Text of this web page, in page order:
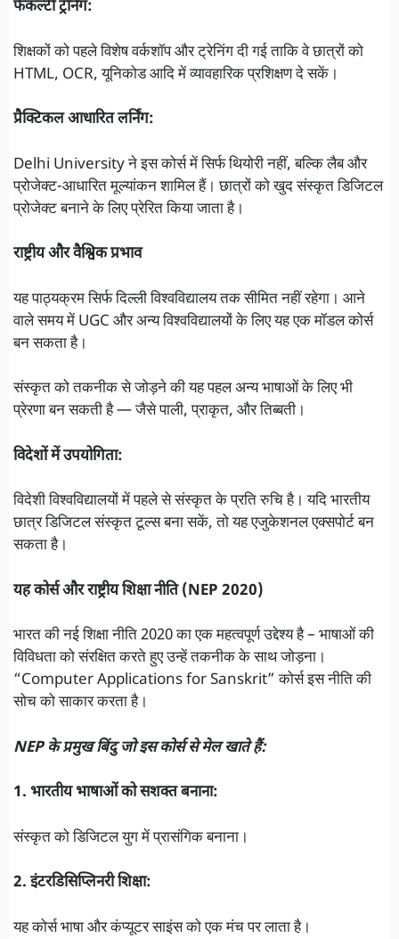
फैकल्टी ट्रेनिंग:
शिक्षकों को पहले विशेष वर्कशॉप और ट्रेनिंग दी गई ताकि वे छात्रों को
HTML, OCR, यूनिकोड आदि में व्यावहारिक प्रशिक्षण दे सकें।
प्रैक्टिकल आधारित लर्निंग:
Delhi University ने इस कोर्स में सिर्फ थियोरी नहीं, बल्कि लैब और
प्रोजेक्ट-आधारित मूल्यांकन शामिल हैं। छात्रों को खुद संस्कृत डिजिटल
प्रोजेक्ट बनाने के लिए प्रेरित किया जाता है।
राष्ट्रीय और वैश्विक प्रभाव
यह पाठ्यक्रम सिर्फ दिल्ली विश्वविद्यालय तक सीमित नहीं रहेगा। आने
वाले समय में UGC और अन्य विश्वविद्यालयों के लिए यह एक मॉडल कोर्स
बन सकता है।
संस्कृत को तकनीक से जोड़ने की यह पहल अन्य भाषाओं के लिए भी
प्रेरणा बन सकती है — जैसे पाली, प्राकृत, और तिब्बती।
विदेशों में उपयोगिता:
विदेशी विश्वविद्यालयों में पहले से संस्कृत के प्रति रुचि है। यदि भारतीय
छात्र डिजिटल संस्कृत टूल्स बना सकें, तो यह एजुकेशनल एक्सपोर्ट बन
सकता है।
यह कोर्स और राष्ट्रीय शिक्षा नीति (NEP 2020)
भारत की नई शिक्षा नीति 2020 का एक महत्वपूर्ण उद्देश्य है – भाषाओं की
विविधता को संरक्षित करते हुए उन्हें तकनीक के साथ जोड़ना।
“Computer Applications for Sanskrit” कोर्स इस नीति की
सोच को साकार करता है।
NEP के प्रमुख बिंदु जो इस कोर्स से मेल खाते हैं:
1. भारतीय भाषाओं को सशक्त बनाना:
संस्कृत को डिजिटल युग में प्रासंगिक बनाना।
2. इंटरडिसिप्लिनरी शिक्षा:
यह कोर्स भाषा और कंप्यूटर साइंस को एक मंच पर लाता है।